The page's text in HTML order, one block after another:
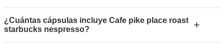
¿Cuántas cápsulas incluye Cafe pike place roast
starbucks nespresso?
+